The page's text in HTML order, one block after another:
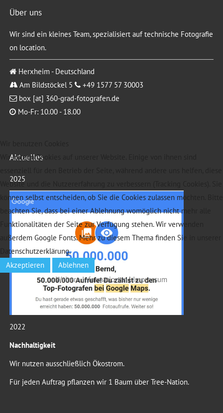
Über uns
Wir sind ein kleines Team, spezialisiert auf technische Fotografie
on location.
Herxheim - Deutschland
Am Bildstöckel 5
+49 1577 57 30003
box [at] 360-grad-fotografen.de
Mo-Fr: 10.00 - 18.00
Aktuelles
2025
2022
Nachhaltigkeit
Wir nutzen ausschließlich Ökostrom.
Für jeden Auftrag pflanzen wir 1 Baum über Tree-Nation.
Wir nutzen Cookies auf unserer Website. Einige von ihnen sind
Website und die Nutzererfahrung zu verbessern (Tracking Cookies). Sie
können selbst entscheiden, ob Sie die Cookies zulassen möchten. Bitte
beachten Sie, dass bei einer Ablehnung womöglich nicht mehr alle
Funktionalitäten der Seite zur Verfügung stehen. Wir verwenden
außerdem Google Fonts. Mehr zu diesem Thema finden Sie in unserer
Datenschutzerklärung.
Akzeptieren
Ablehnen
Weitere Informationen|Impressum